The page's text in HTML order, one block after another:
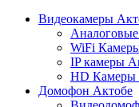
Видеокамеры
WiFi
IP камеры
HD Камеры
Домофон Актобе